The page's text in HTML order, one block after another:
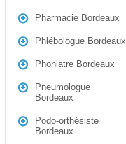
Pharmacie Bordeaux
Phlébologue Bordeaux
Phoniatre Bordeaux
Pneumologue
Bordeaux
Podo-orthésiste
Bordeaux